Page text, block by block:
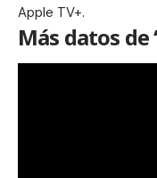
Apple TV+.
Más datos de